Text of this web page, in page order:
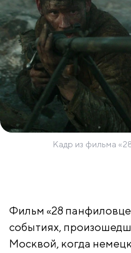
Кадр из фильма
Фильм «28
событиях,
Москвой, когда